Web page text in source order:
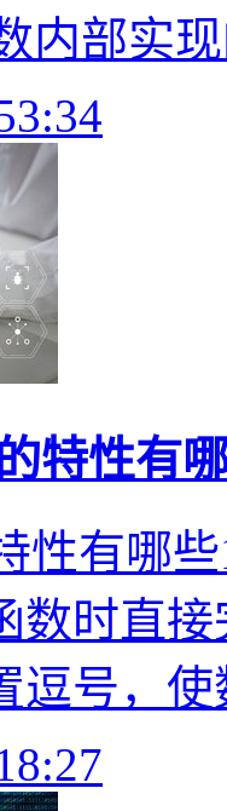
内部实
特性有
性有哪
数时直
逗号，